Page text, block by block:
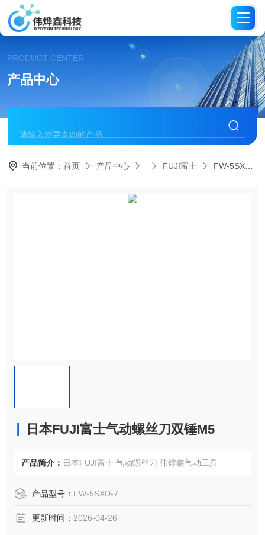
PRODUCT CENTER
产品中心
当前位置：首页 产品中心 FUJI富士 FW-5SXD-7日本FUJI富士气动螺丝刀双锤M5
日本FUJI富士气动螺丝刀双锤M5
产品简介： 日本FUJI富士 气动螺丝刀 伟烨鑫气动工具
产品型号： FW-5SXD-7
更新时间： 2026-04-26